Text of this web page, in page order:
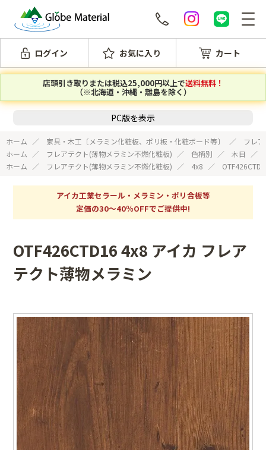
ログイン お気に入り カート
店頭引き取りまたは税込25,000円以上で送料無料！
（※北海道・沖縄・離島を除く）
PC版を表示
ホーム 家具・木工〔メラミン化粧板、ポリ板・化粧ボード等〕
フレ
ホーム
フレアテクト(薄物メラミン不燃化粧板) 色柄別 木目
ホーム
フレアテクト(薄物メラミン不燃化粧板) 4x8
アイカ工業セラール・メラミン・ポリ合板等
定価の30～40％OFFでご提供中!
OTF426CTD16 4x8 アイカ フレア
テクト薄物メラミン